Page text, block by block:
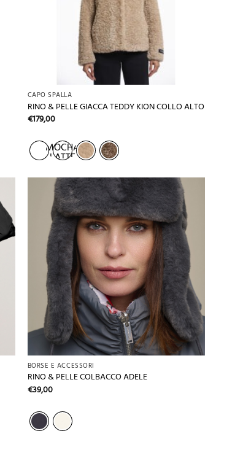
CAPO SPALLA
RINO & PELLE GIACCA TEDDY KION COLLO ALTO
€179,00
MOCHA
LATTE
BORSE E ACCESSORI
RINO & PELLE COLBACCO ADELE
€39,00